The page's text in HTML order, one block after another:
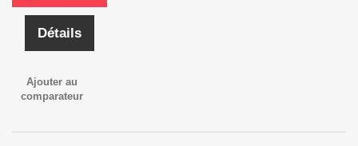
Détails
Ajouter au
comparateur